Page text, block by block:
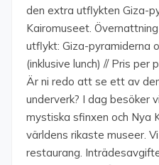
den extra utflykten Giza-
Kairomuseet.
utflykt: Giza-pyramiderna
(inklusive lunch) // Pris per
Är ni redo att se ett av
underverk? I dag besöker
mystiska sfinxen och Nya
världens rikaste museer.
restaurang.